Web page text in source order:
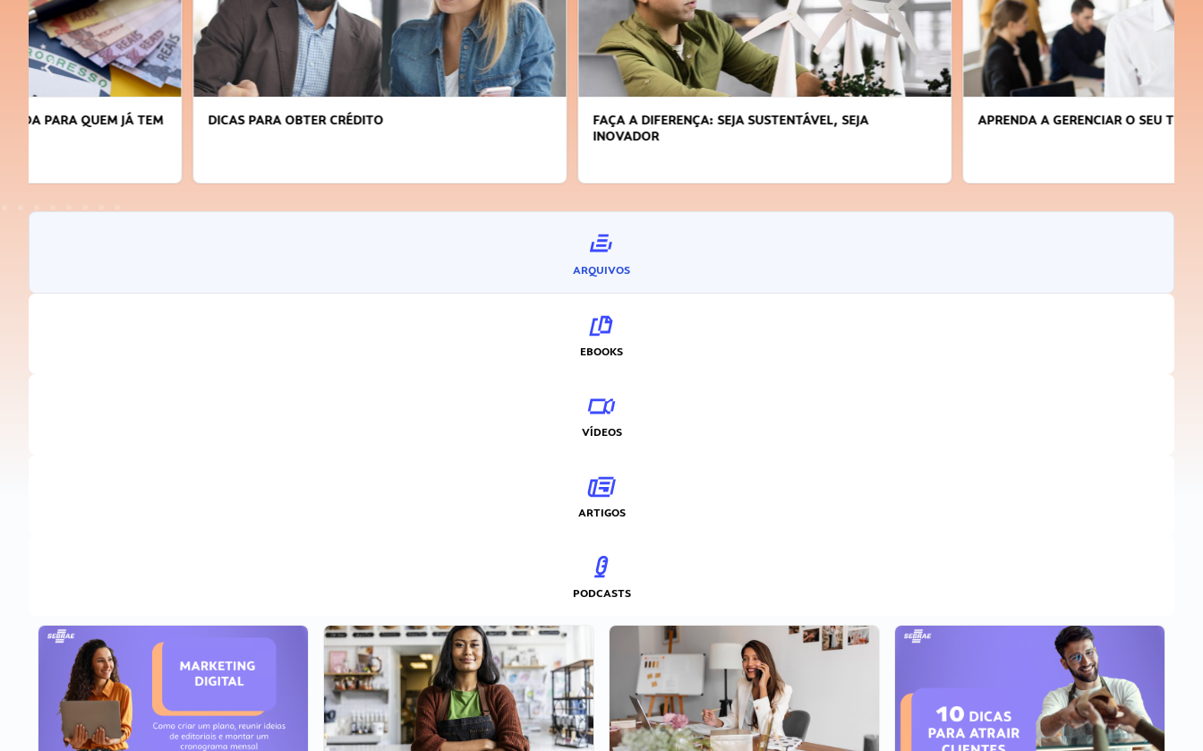
DICAS PARA OBTER CRÉDITO
FAÇA A DIFERENÇA: SEJA SUSTENTÁVEL, SEJA
APRENDA A GERENCIAR O SEU TEMPO
ARQUIVOS
EBOOKS
VÍDEOS
ARTIGOS
PODCASTS